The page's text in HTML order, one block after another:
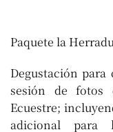
Paquete la
Degustación
sesión de fotos
Ecuestre;
adicional para